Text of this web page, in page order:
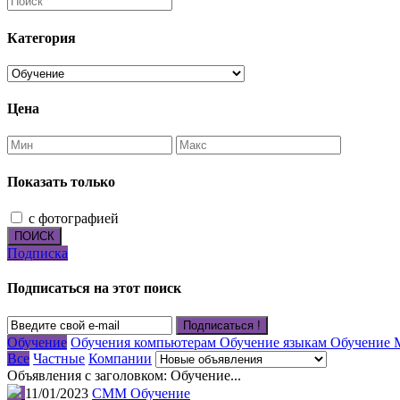
Категория
Цена
Показать только
с фотографией
ПОИСК
Подписка
Подписаться на этот поиск
Подписаться !
Обучение Обучения компьютерам Обучение языкам Обучение
Все Частные Компании
Объявления с заголовком: Обучение...
11/01/2023 СММ Обучение